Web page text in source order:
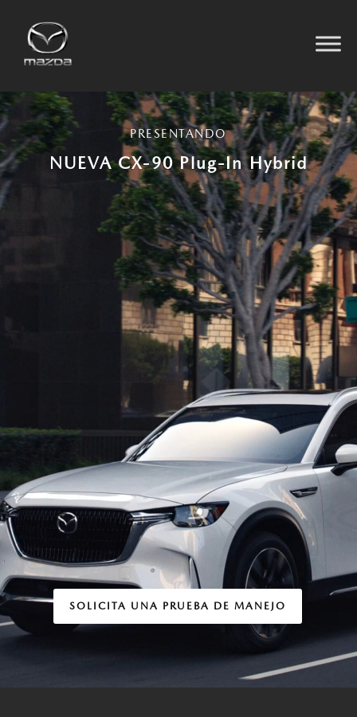
contenido
PRESENTANDO
NUEVA CX-90 Plug-In Hybrid​
SOLICITA UNA PRUEBA DE MANEJO